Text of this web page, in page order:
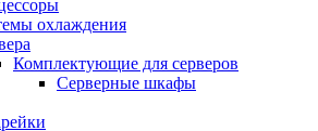
охлаждения
Комплектующие для серверов
Серверные шкафы